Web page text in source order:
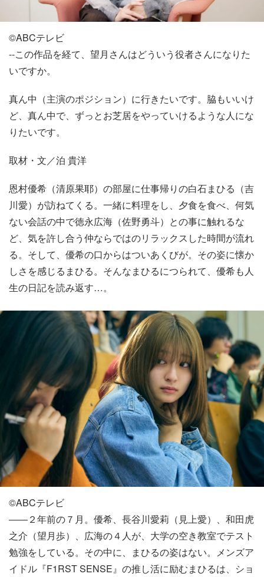
©️ABCテレビ
--この作品を経て、望月さんはどういう役者さんになりた
いですか。
真ん中（主演のポジション）に行きたいです。脇もいいけ
ど、真ん中で、ずっとお芝居をやっていけるような人にな
りたいです。
取材・文／泊 貴洋
恩村優希（清原果耶）の部屋に仕事帰りの白石まひる（吉
川愛）が訪ねてくる。一緒に料理をし、夕食を食べ、何気
ない会話の中で徳永広海（佐野勇斗）との事に触れるな
ど、気を許し合う仲ならではのリラックスした時間が流れ
る。そして、優希の口からはついあくびが。その姿に懐か
しさを感じるまひる。そんなまひるにつられて、優希も人
生の日記を読み返す…。
©️ABCテレビ
――２年前の７月。優希、長谷川愛莉（見上愛）、和田虎
之介（望月歩）、広海の４人が、大学の空き教室でテスト
勉強をしている。その中に、まひるの姿はない。メンズア
イドル『F1RST SENSE』の推し活に励むまひるは、ショ